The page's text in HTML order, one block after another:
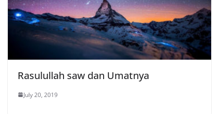
Rasulullah saw dan Umatnya
July 20, 2019